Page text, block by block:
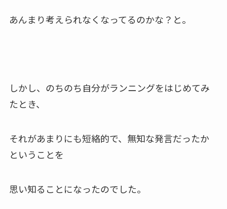
あんまり考えられなくなってるのかな？と。
しかし、のちのち自分がランニングをはじめてみ
たとき、
それがあまりにも短絡的で、無知な発言だったか
ということを
思い知ることになったのでした。